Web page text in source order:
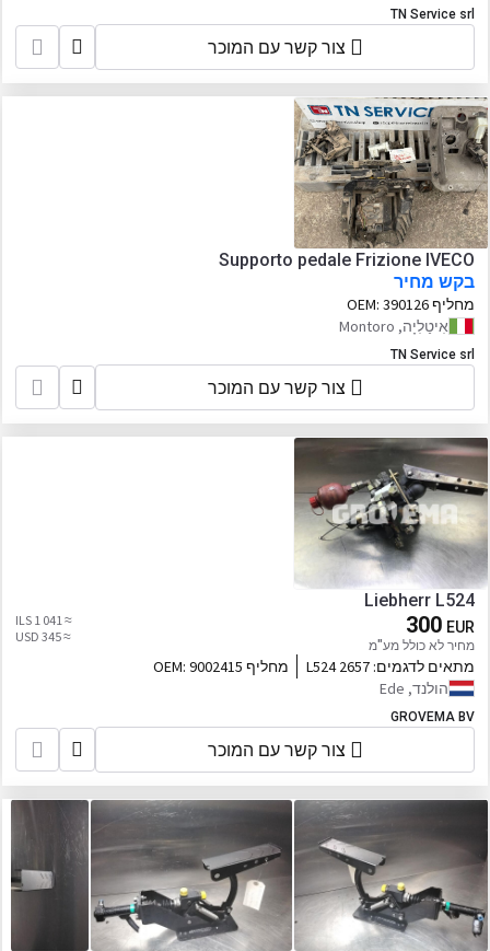
TN Service srl
צור קשר עם המוכר
Supporto pedale Frizione IVECO
בקש מחיר
מחליף OEM: 390126
אִיטַלִיָה, Montoro
TN Service srl
צור קשר עם המוכר
Liebherr L524
300 EUR
מחיר לא כולל מע"מ
≈ 1 041 ILS
≈ 345 USD
מתאים לדגמים: 2657 L524 מחליף OEM: 9002415
הולנד, Ede
GROVEMA BV
צור קשר עם המוכר